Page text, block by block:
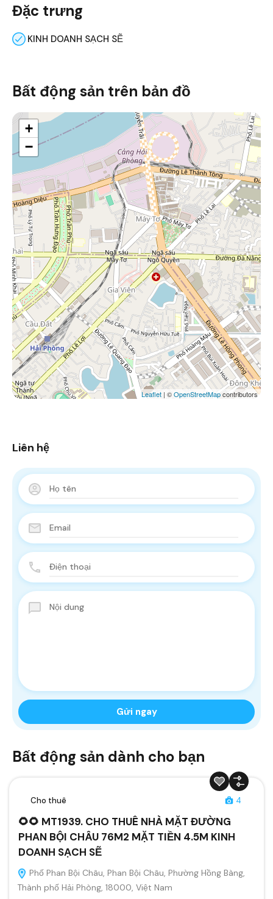
Đặc trưng
KINH DOANH SẠCH SẼ
Bất động sản trên bản đồ
+
−
Leaflet | ©OpenStreetMapcontributors
Liên hệ
Bất động sản dành cho bạn
Cho thuê 4
🌻🌻 MT1939. CHO THUÊ NHÀ MẶT ĐƯỜNG
PHAN BỘI CHÂU 76M2 MẶT TIỀN 4.5M KINH
DOANH SẠCH SẼ
Phố Phan Bội Châu, Phan Bội Châu, Phường Hồng Bàng,
Thành phố Hải Phòng, 18000, Việt Nam